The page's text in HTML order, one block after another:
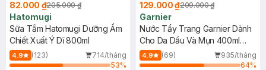
82.000 ₫205.000 ₫
Hatomugi
Sữa Tắm Hatomugi Dưỡng Ẩm
Chiết Xuất Ý Dĩ 800ml
4.9 (123)
714/tháng
53%
129.000 ₫209.000 ₫
Garnier
Nước Tẩy Trang Garnier Dành
Cho Da Dầu Và Mụn 400ml
(Mới)
4.9 (69)
935/tháng
64%